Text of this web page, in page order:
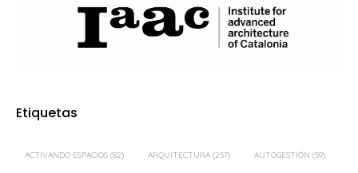
Etiquetas
ACTIVANDO ESPACIOS (82) ARQUITECTURA (257) AUTOGESTIÓN (59)